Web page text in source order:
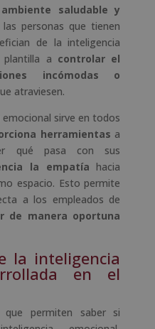
ambiente saludable y
personas que tienen
de la inteligencia
a controlar el
incómodas o
atraviesen.
sirve en todos
herramientas a
qué pasa con sus
la empatía hacia
espacio. Esto permite
a los empleados de
de manera oportuna
la inteligencia
en el
que permiten saber si